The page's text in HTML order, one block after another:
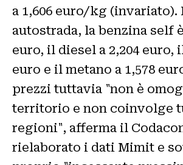
a 1,606 euro/kg (invariato).
autostrada, la benzina self è
euro, il diesel a 2,204 euro,
euro e il metano a 1,578
prezzi tuttavia "non è
territorio e non coinvolge
regioni", afferma il
rielaborato i dati Mimit e